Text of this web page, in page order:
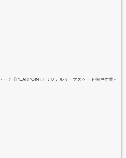
ーク【PEAKPOINTオリジナルサーフスケート梱包作業 - フ